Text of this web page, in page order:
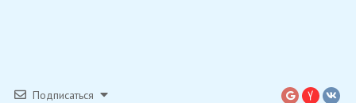
Подписаться